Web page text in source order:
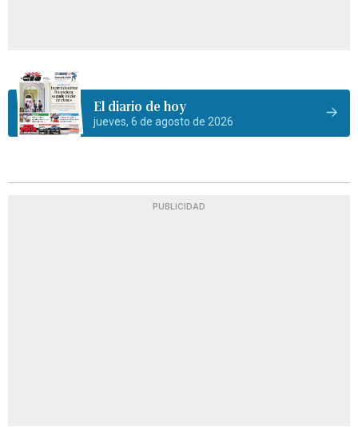
El diario de hoy
jueves, 6 de agosto de 2026
PUBLICIDAD